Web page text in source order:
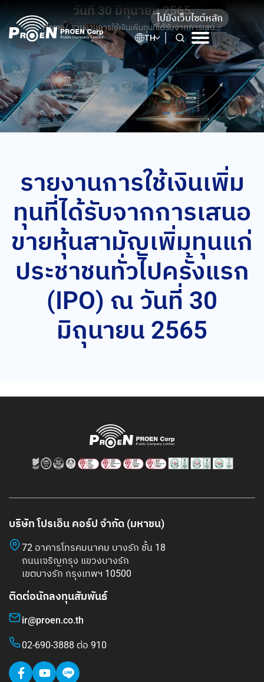
to
content
ไปยังเว็บไซต์หลัก
TH
วันที่ 30 มิถุนายน 2565
Home/ รายงานการใช้เงินเพิ่มทุนที่ได้รับจากการเสนอ
ขายหุ้นสามัญเพิ่มทุนแก่ประชาชนทั่วไปครั้ง
แรก (IPO) ณ วันที่ 30 มิถุนายน 2565
รายงานการใช้เงินเพิ่ม
ทุนที่ได้รับจากการเสนอ
ขายหุ้นสามัญเพิ่มทุนแก่
ประชาชนทั่วไปครั้งแรก
(IPO) ณ วันที่ 30
มิถุนายน 2565
บริษัท โปรเอ็น คอร์ป จำกัด (มหาชน)
72 อาคารโทรคมนาคม บางรัก ชั้น 18
ถนนเจริญกรุง แขวงบางรัก
เขตบางรัก กรุงเทพฯ 10500
ติดต่อนักลงทุนสัมพันธ์
ir@proen.co.th
02-690-3888 ต่อ 910